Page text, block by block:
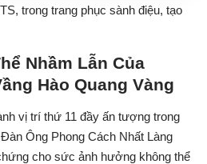
Nhầm Lẫn Của
Hào Quang Vàng
vị trí thứ 11 đầy ấn tượng trong
Ông Phong Cách Nhất Làng
cho sức ảnh hưởng không thể